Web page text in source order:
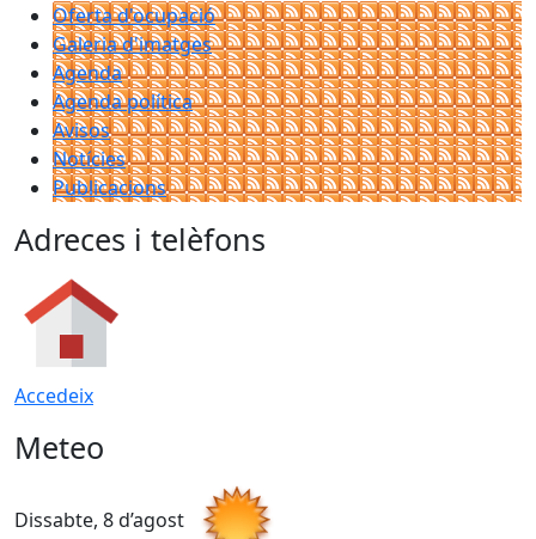
Oferta d'ocupació
Galeria d'imatges
Agenda
Agenda política
Avisos
Notícies
Publicacions
Adreces i telèfons
Accedeix
Meteo
Dissabte, 8 d’agost